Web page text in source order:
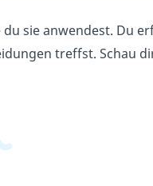
sie anwendest. Du
treffst. Schau